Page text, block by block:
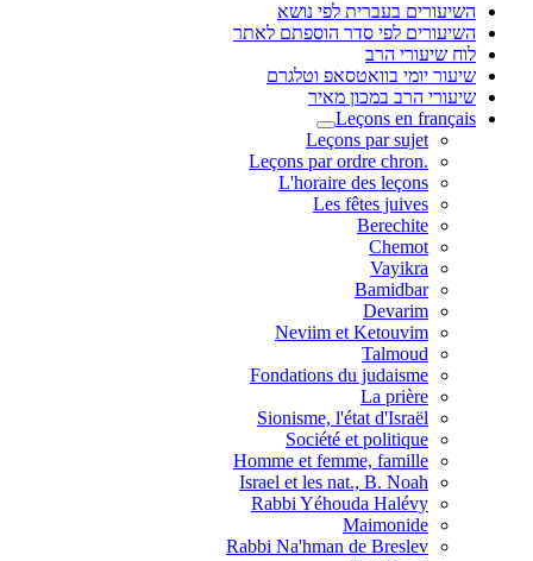
השיעורים בעברית לפי נושא
השיעורים לפי סדר הוספתם לאתר
לוח שיעורי הרב
שיעור יומי בוואטסאפ וטלגרם
שיעורי הרב במכון מאיר
Leçons en français
Leçons par sujet
.Leçons par ordre chron
L'horaire des leçons
Les fêtes juives
Berechite
Chemot
Vayikra
Bamidbar
Devarim
Neviim et Ketouvim
Talmoud
Fondations du judaisme
La prière
Sionisme, l'état d'Israël
Société et politique
Homme et femme, famille
Israel et les nat., B. Noah
Rabbi Yéhouda Halévy
Maimonide
Rabbi Na'hman de Breslev